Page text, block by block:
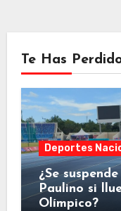
Te Has
Deportes
¿Se
Paulino si
Olímpico?